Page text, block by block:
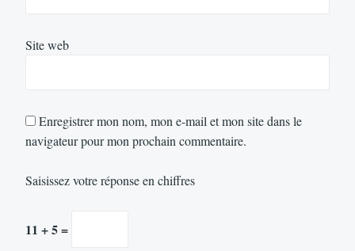
Site web
Enregistrer mon nom, mon e-mail et mon site dans le
navigateur pour mon prochain commentaire.
Saisissez votre réponse en chiffres
11 + 5 =